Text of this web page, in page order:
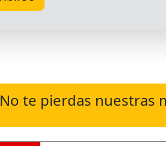
No te pierdas nuestras